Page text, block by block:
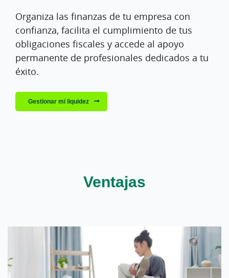
Organiza las finanzas de tu empresa con
confianza, facilita el cumplimiento de tus
obligaciones fiscales y accede al apoyo
permanente de profesionales dedicados a tu
éxito.
Gestionar mi liquidez
Ventajas